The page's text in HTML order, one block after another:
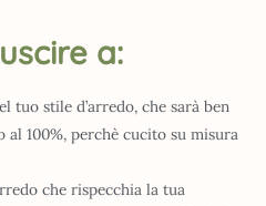
a:
tuo stile d’arredo, che sarà ben
100%, perchè cucito su misura
che rispecchia la tua